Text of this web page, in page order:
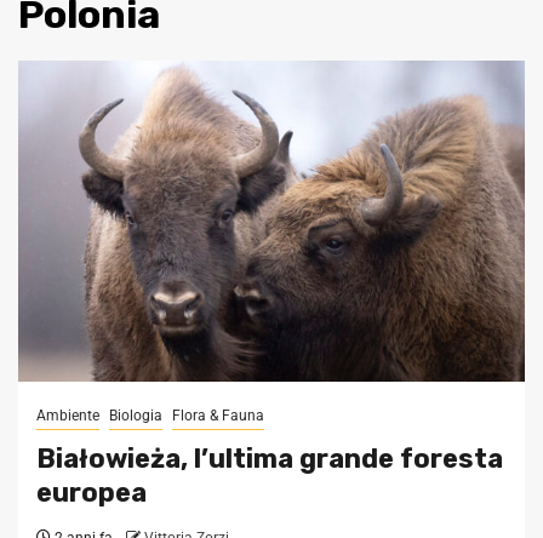
Polonia
Ambiente Biologia Flora & Fauna
Białowieża, l’ultima grande foresta
europea